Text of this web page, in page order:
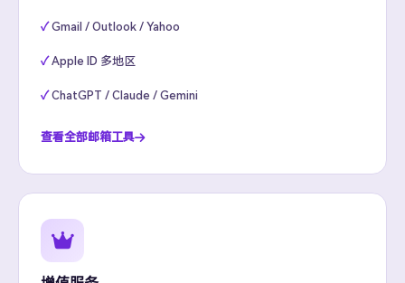
Gmail / Outlook / Yahoo
Apple ID 多地区
ChatGPT / Claude / Gemini
查看全部邮箱工具